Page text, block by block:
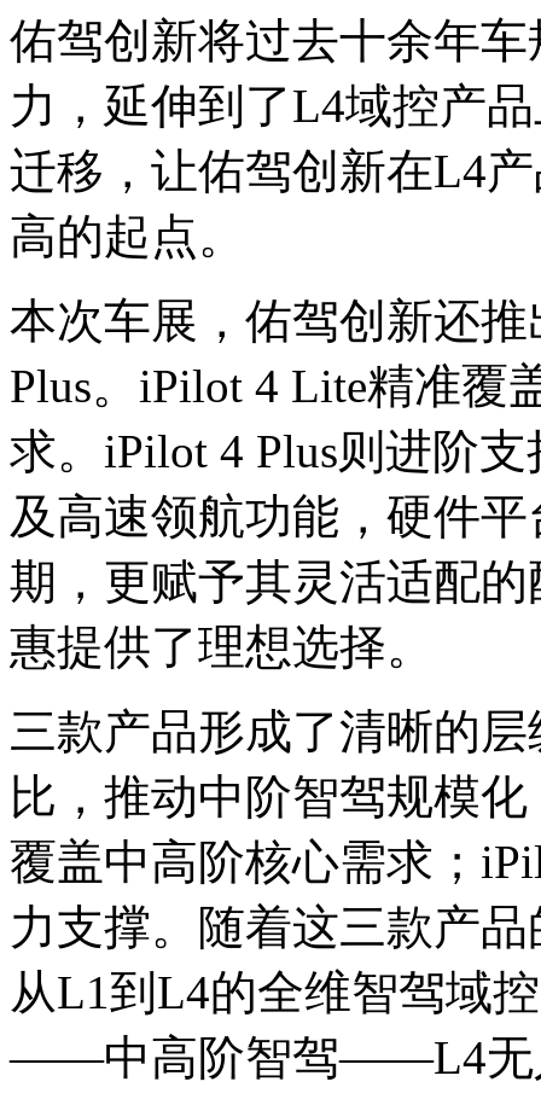
佑驾创新将过去十余年
力，延伸到了L4域控产
迁移，让佑驾创新在L4
高的起点。
本次车展，佑驾创新还
Plus。iPilot 4 Lite精准覆
求。iPilot 4 Plus则进阶
及高速领航功能，硬件
期，更赋予其灵活适配
惠提供了理想选择。
三款产品形成了清晰的
比，推动中阶智驾规模
覆盖中高阶核心需求；
力支撑。随着这三款产
从L1到L4的全维智驾域
——中高阶智驾——L4无